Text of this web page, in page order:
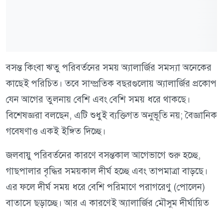
বসন্ত কিংবা ঋতু পরিবর্তনের সময় অ্যালার্জির সমস্যা অনেকের
কাছেই পরিচিত। তবে সাম্প্রতিক বছরগুলোয় অ্যালার্জির প্রকোপ
যেন আগের তুলনায় বেশি এবং বেশি সময় ধরে থাকছে।
বিশেষজ্ঞরা বলছেন, এটি শুধুই ব্যক্তিগত অনুভূতি নয়; বৈজ্ঞানিক
গবেষণাও একই ইঙ্গিত দিচ্ছে।
জলবায়ু পরিবর্তনের কারণে বসন্তকাল আগেভাগে শুরু হচ্ছে,
গাছপালার বৃদ্ধির সময়কাল দীর্ঘ হচ্ছে এবং তাপমাত্রা বাড়ছে।
এর ফলে দীর্ঘ সময় ধরে বেশি পরিমাণে পরাগরেণু (পোলেন)
বাতাসে ছড়াচ্ছে। আর এ কারণেই অ্যালার্জির মৌসুম দীর্ঘায়িত